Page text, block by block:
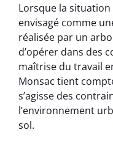
Lorsque la situation
envisagé comme
réalisée par un
d’opérer dans des
maîtrise du travail
Monsac tient
s’agisse des
l’environnement
sol.